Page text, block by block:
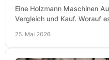
Eine Holzmann Maschinen
Vergleich und Kauf. Worauf
25. Mai 2026